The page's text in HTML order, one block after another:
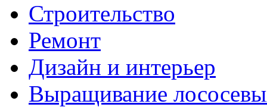
Строительство
Ремонт
Дизайн и интерьер
Выращивание